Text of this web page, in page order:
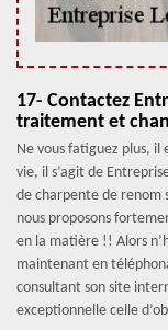
17- Contactez
traitement et
Ne vous fatiguez plus, il
vie, il s’agit de
de charpente de renom
nous proposons
en la matière !! Alors
maintenant en
consultant son site
exceptionnelle celle